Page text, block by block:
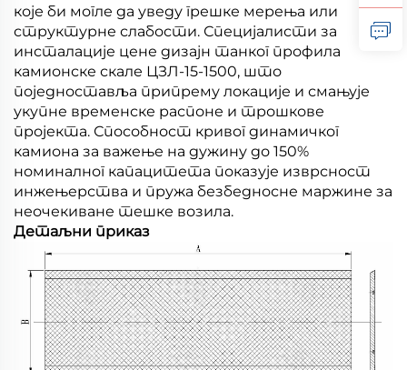
које би могле да уведу грешке мерења или
структурне слабости. Специјалисти за
инсталације цене дизајн танког профила
камионске скале ЦЗЛ-15-1500, што
поједноставља припрему локације и смањује
укупне временске распоне и трошкове
пројекта. Способност кривог динамичког
камиона за важење на дужину до 150%
номиналног капацитета показује изврсност
инжењерства и пружа безбедносне маржине за
неочекиване тешке возила.
Детаљни приказ